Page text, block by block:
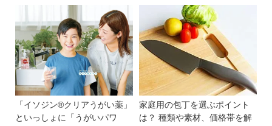
「イソジン®クリアうがい薬」
といっしょに「うがいパワ
家庭用の包丁を選ぶポイント
は？ 種類や素材、価格帯を解